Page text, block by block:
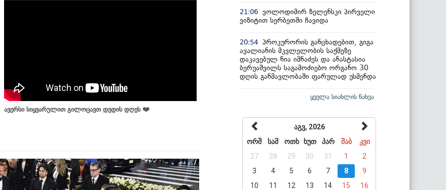
ავერსი სიყვარულით გილოცავთ დედის დღეს ❤️
21:06 ვოლოდიმირ ზელენსკი პირველი
ვიზიტით სერბეთში ჩავიდა
20:54 პროკურორის განცხადებით, გიგა
ავალიანის მკვლელობის საქმეზე
დაკავებულ ნია იმნაძეს და ანასტასია
ბერუაშვილს საგამოძიებო ორგანო 30
დღის განმავლობაში ფარულად უსმენდა
ყველა სიახლის ნახვა
აგვ, 2026
ორშ
სამ ოთხ ხუთ პარ შაბ
კვი
27
28 29 30 31 1
2
3
4 5 6 7 8
9
10
11 12 13 14 15
16